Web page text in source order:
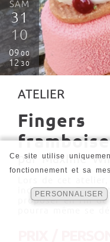
SAM
31
10
09 00
1230
ATELIER
Fingers
par Maxime
individuels. Frais
proposer en fin
Ce site utilise
fonctionnement et sa
PERSONNALISER